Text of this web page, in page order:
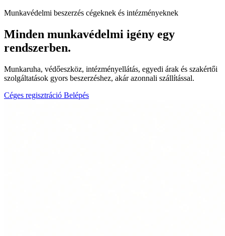
Munkavédelmi beszerzés cégeknek és intézményeknek
Minden munkavédelmi igény egy
rendszerben.
Munkaruha, védőeszköz, intézményellátás, egyedi árak és szakértői
szolgáltatások gyors beszerzéshez, akár azonnali szállítással.
Céges regisztráció Belépés